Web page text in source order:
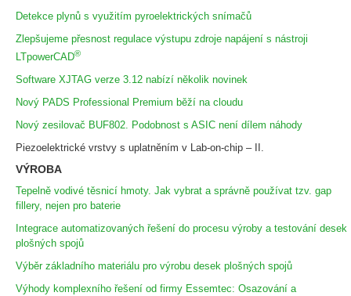
Detekce plynů s využitím pyroelektrických snímačů
Zlepšujeme přesnost regulace výstupu zdroje napájení s nástroji
LTpowerCAD®
Software XJTAG verze 3.12 nabízí několik novinek
Nový PADS Professional Premium běží na cloudu
Nový zesilovač BUF802. Podobnost s ASIC není dílem náhody
Piezoelektrické vrstvy s uplatněním v Lab-on-chip – II.
VÝROBA
Tepelně vodivé těsnicí hmoty. Jak vybrat a správně používat tzv. gap
fillery, nejen pro baterie
Integrace automatizovaných řešení do procesu výroby a testování desek
plošných spojů
Výběr základního materiálu pro výrobu desek plošných spojů
Výhody komplexního řešení od firmy Essemtec: Osazování a